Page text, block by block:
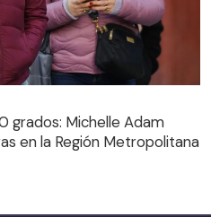
en la Región Metropolitana
grados: Michelle Adam
en la Región Metropolitana